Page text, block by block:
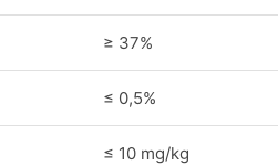
≥ 37%
≤ 0,5%
≤ 10 mg/kg